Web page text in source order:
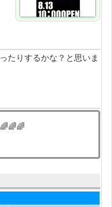
たりするかな？と思いま